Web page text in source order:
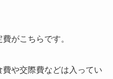
がこちらです。
や交際費などは入ってい